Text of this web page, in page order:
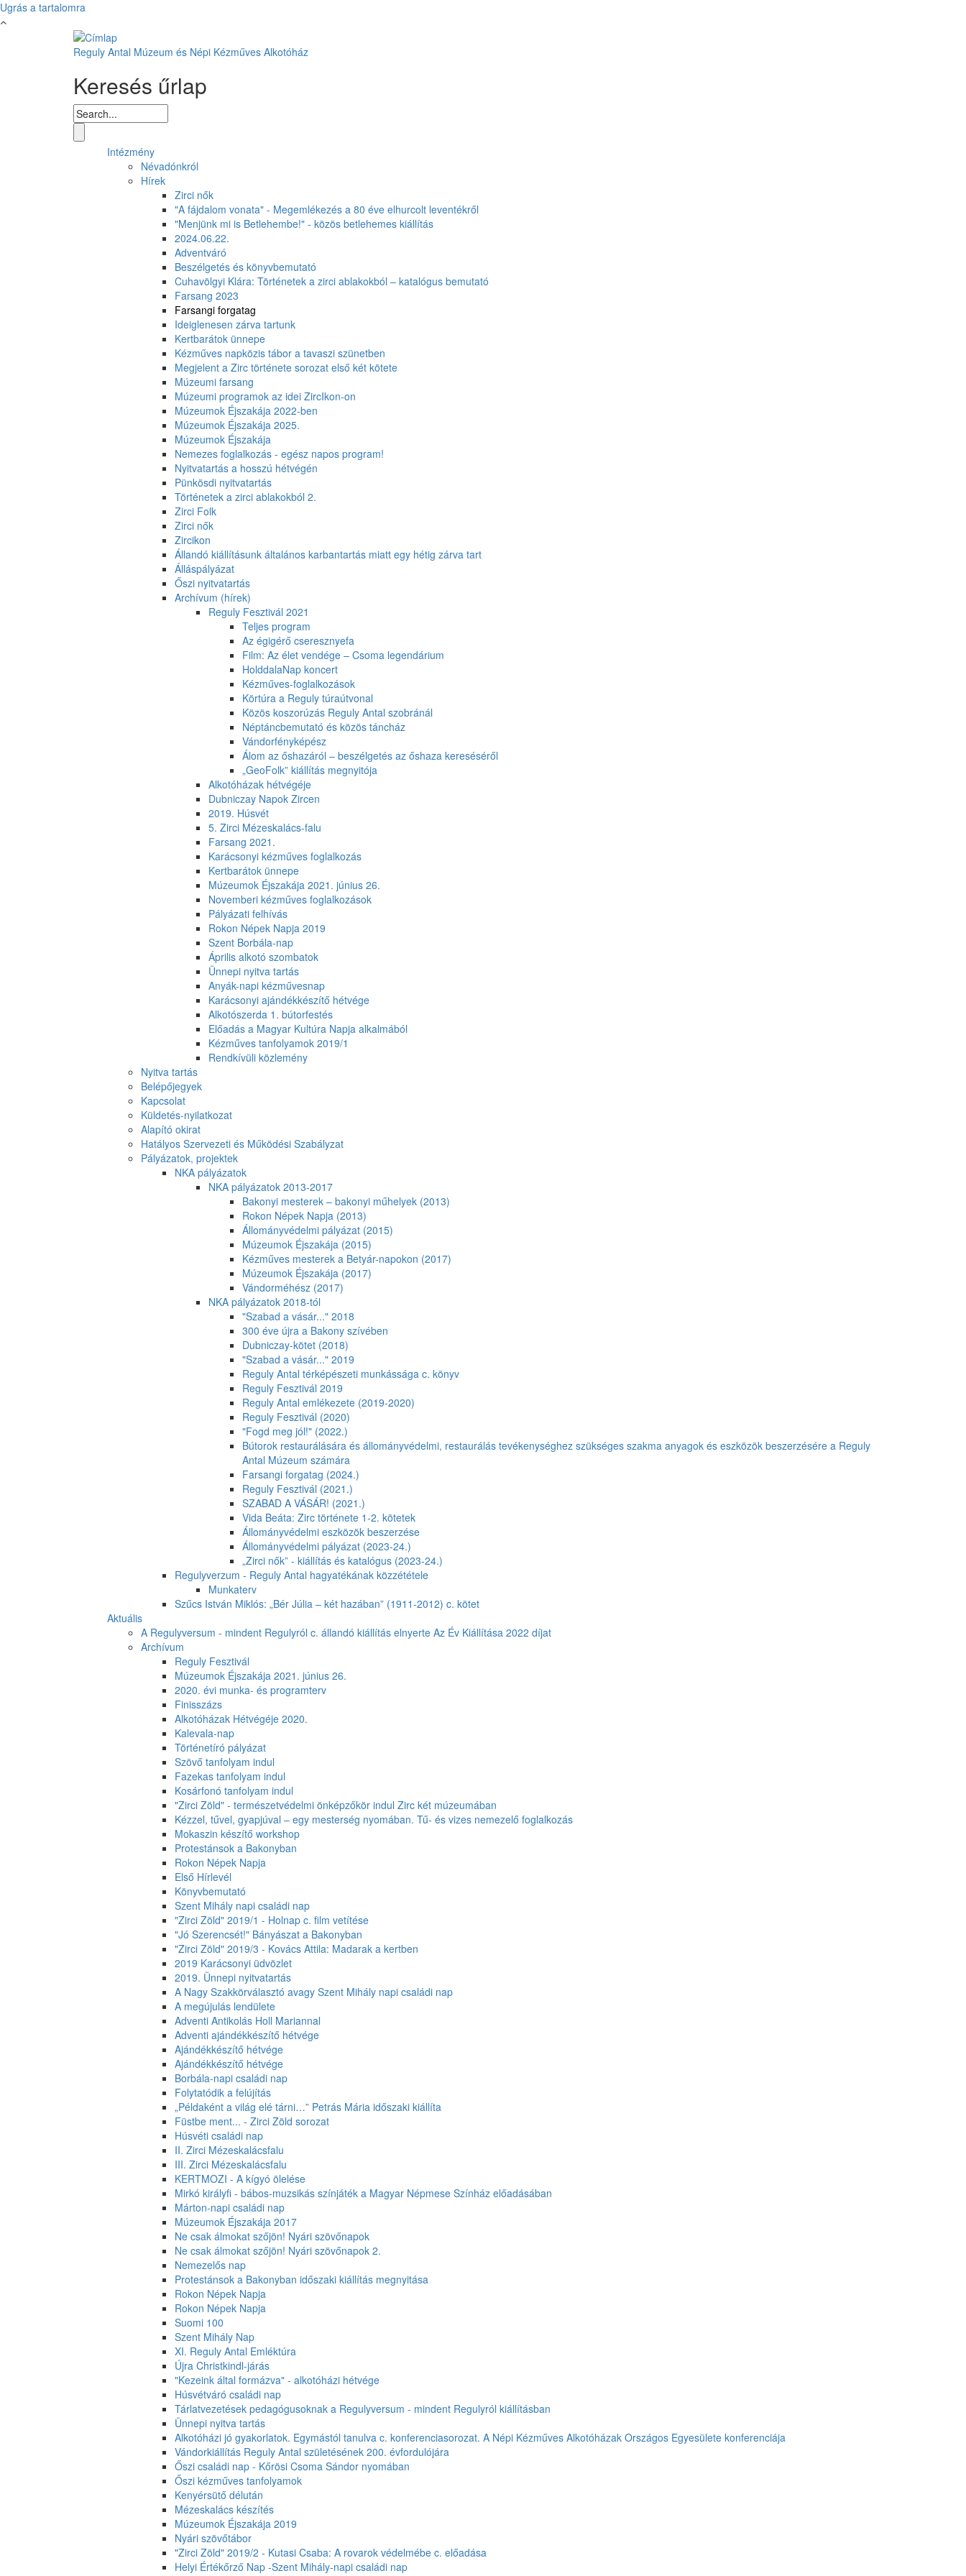
Ugrás a tartalomra
Reguly Antal Múzeum és Népi Kézműves Alkotóház
Keresés űrlap
Intézmény
Névadónkról
Hírek
Zirci nők
"A fájdalom vonata" - Megemlékezés a 80 éve elhurcolt leventékről
"Menjünk mi is Betlehembe!" - közös betlehemes kiállítás
2024.06.22.
Adventváró
Beszélgetés és könyvbemutató
Cuhavölgyi Klára: Történetek a zirci ablakokból – katalógus bemutató
Farsang 2023
Farsangi forgatag
Ideiglenesen zárva tartunk
Kertbarátok ünnepe
Kézműves napközis tábor a tavaszi szünetben
Megjelent a Zirc története sorozat első két kötete
Múzeumi farsang
Múzeumi programok az idei ZircIkon-on
Múzeumok Éjszakája 2022-ben
Múzeumok Éjszakája 2025.
Múzeumok Éjszakája
Nemezes foglalkozás - egész napos program!
Nyitvatartás a hosszú hétvégén
Pünkösdi nyitvatartás
Történetek a zirci ablakokból 2.
Zirci Folk
Zirci nők
Zircikon
Állandó kiállításunk általános karbantartás miatt egy hétig zárva tart
Álláspályázat
Őszi nyitvatartás
Archívum (hírek)
Reguly Fesztivál 2021
Teljes program
Az égigérő cseresznyefa
Film: Az élet vendége – Csoma legendárium
HolddalaNap koncert
Kézműves-foglalkozások
Körtúra a Reguly túraútvonal
Közös koszorúzás Reguly Antal szobránál
Néptáncbemutató és közös táncház
Vándorfényképész
Álom az őshazáról – beszélgetés az őshaza kereséséről
„GeoFolk” kiállítás megnyitója
Alkotóházak hétvégéje
Dubniczay Napok Zircen
2019. Húsvét
5. Zirci Mézeskalács-falu
Farsang 2021.
Karácsonyi kézműves foglalkozás
Kertbarátok ünnepe
Múzeumok Éjszakája 2021. június 26.
Novemberi kézműves foglalkozások
Pályázati felhívás
Rokon Népek Napja 2019
Szent Borbála-nap
Április alkotó szombatok
Ünnepi nyitva tartás
Anyák-napi kézművesnap
Karácsonyi ajándékkészítő hétvége
Alkotószerda 1. bútorfestés
Előadás a Magyar Kultúra Napja alkalmából
Kézműves tanfolyamok 2019/1
Rendkívüli közlemény
Nyitva tartás
Belépőjegyek
Kapcsolat
Küldetés-nyilatkozat
Alapító okirat
Hatályos Szervezeti és Működési Szabályzat
Pályázatok, projektek
NKA pályázatok
NKA pályázatok 2013-2017
Bakonyi mesterek – bakonyi műhelyek (2013)
Rokon Népek Napja (2013)
Állományvédelmi pályázat (2015)
Múzeumok Éjszakája (2015)
Kézműves mesterek a Betyár-napokon (2017)
Múzeumok Éjszakája (2017)
Vándorméhész (2017)
NKA pályázatok 2018-tól
"Szabad a vásár..." 2018
300 éve újra a Bakony szívében
Dubniczay-kötet (2018)
"Szabad a vásár..." 2019
Reguly Antal térképészeti munkássága c. könyv
Reguly Fesztivál 2019
Reguly Antal emlékezete (2019-2020)
Reguly Fesztivál (2020)
"Fogd meg jól!" (2022.)
Bútorok restaurálására és állományvédelmi, restaurálás tevékenységhez szükséges szakma anyagok és eszközök beszerzésére a Reguly
Antal Múzeum számára
Farsangi forgatag (2024.)
Reguly Fesztivál (2021.)
SZABAD A VÁSÁR! (2021.)
Vida Beáta: Zirc története 1-2. kötetek
Állományvédelmi eszközök beszerzése
Állományvédelmi pályázat (2023-24.)
„Zirci nők” - kiállítás és katalógus (2023-24.)
Regulyverzum - Reguly Antal hagyatékának közzététele
Munkaterv
Szűcs István Miklós: „Bér Júlia – két hazában” (1911-2012) c. kötet
Aktuális
A Regulyversum - mindent Regulyról c. állandó kiállítás elnyerte Az Év Kiállítása 2022 díjat
Archívum
Reguly Fesztivál
Múzeumok Éjszakája 2021. június 26.
2020. évi munka- és programterv
Finisszázs
Alkotóházak Hétvégéje 2020.
Kalevala-nap
Történetíró pályázat
Szövő tanfolyam indul
Fazekas tanfolyam indul
Kosárfonó tanfolyam indul
"Zirci Zöld" - természetvédelmi önképzőkör indul Zirc két múzeumában
Kézzel, tűvel, gyapjúval – egy mesterség nyomában. Tű- és vizes nemezelő foglalkozás
Mokaszin készítő workshop
Protestánsok a Bakonyban
Rokon Népek Napja
Első Hírlevél
Könyvbemutató
Szent Mihály napi családi nap
"Zirci Zöld" 2019/1 - Holnap c. film vetítése
"Jó Szerencsét!" Bányászat a Bakonyban
"Zirci Zöld" 2019/3 - Kovács Attila: Madarak a kertben
2019 Karácsonyi üdvözlet
2019. Ünnepi nyitvatartás
A Nagy Szakkörválasztó avagy Szent Mihály napi családi nap
A megújulás lendülete
Adventi Antikolás Holl Mariannal
Adventi ajándékkészítő hétvége
Ajándékkészítő hétvége
Ajándékkészítő hétvége
Borbála-napi családi nap
Folytatódik a felújítás
„Példaként a világ elé tárni…” Petrás Mária időszaki kiállíta
Füstbe ment... - Zirci Zöld sorozat
Húsvéti családi nap
II. Zirci Mézeskalácsfalu
III. Zirci Mézeskalácsfalu
KERTMOZI - A kígyó ölelése
Mirkó királyfi - bábos-muzsikás színjáték a Magyar Népmese Színház előadásában
Márton-napi családi nap
Múzeumok Éjszakája 2017
Ne csak álmokat szőjön! Nyári szövőnapok
Ne csak álmokat szőjön! Nyári szövőnapok 2.
Nemezelős nap
Protestánsok a Bakonyban időszaki kiállítás megnyitása
Rokon Népek Napja
Rokon Népek Napja
Suomi 100
Szent Mihály Nap
XI. Reguly Antal Emléktúra
Újra Christkindl-járás
"Kezeink által formázva" - alkotóházi hétvége
Húsvétváró családi nap
Tárlatvezetések pedagógusoknak a Regulyversum - mindent Regulyról kiállításban
Ünnepi nyitva tartás
Alkotóházi jó gyakorlatok. Egymástól tanulva c. konferenciasorozat. A Népi Kézműves Alkotóházak Országos Egyesülete konferenciája
Vándorkiállítás Reguly Antal születésének 200. évfordulójára
Őszi családi nap - Kőrösi Csoma Sándor nyomában
Őszi kézműves tanfolyamok
Kenyérsütő délután
Mézeskalács készítés
Múzeumok Éjszakája 2019
Nyári szövőtábor
"Zirci Zöld" 2019/2 - Kutasi Csaba: A rovarok védelmébe c. előadása
Helyi Értékőrző Nap -Szent Mihály-napi családi nap